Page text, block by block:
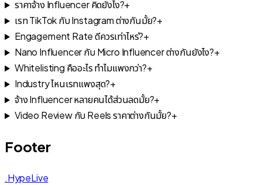
ราคาจ้าง Influencer คิดยังไง?+
เรท TikTok กับ Instagram ต่างกันมั้ย?+
Engagement Rate ดีควรเท่าไหร่?+
Nano Influencer กับ Micro Influencer ต่างกันยังไง?+
Whitelisting คืออะไร ทำไมแพงกว่า?+
Industry ไหนเรทแพงสุด?+
จ้าง Influencer หลายคนได้ส่วนลดมั้ย?+
Video Review กับ Reels ราคาต่างกันมั้ย?+
Footer
.HypeLive